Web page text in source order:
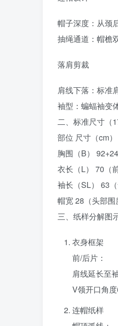
帽子深度‌：从颈
抽绳通道‌：帽檐
落肩剪裁‌
肩线下落‌：标准
袖型‌：蝙蝠袖变
二、标准尺寸（
部位 尺寸（cm
胸围（B）
衣长（L） 70（
袖长（SL） 63
帽宽 28（头部
三、纸样分解图
衣身框架
前/后片‌：
肩线延长至
V领开口角
连帽纸样